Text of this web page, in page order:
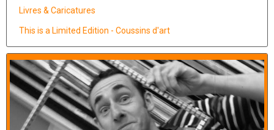
Livres & Caricatures
This is a Limited Edition - Coussins d'art